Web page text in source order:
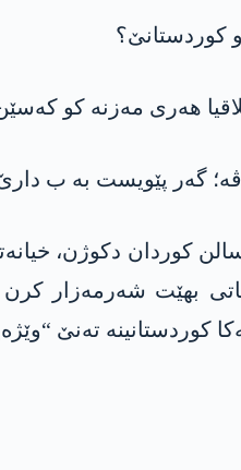
کوردستانێ؟
ھەری مەزنە کو
گەر پێویست بە ب
ل دژی چەتەیێن پەکەکێ، کو 45
بهێت شەرمەزار
تەنێ